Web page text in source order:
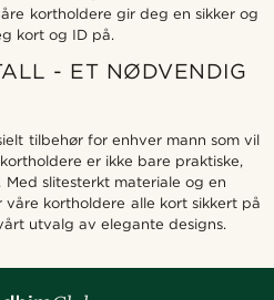
kortholdere gir deg en sikker og
kort og ID på.
- ET NØDVENDIG
tilbehør for enhver mann som vil
er ikke bare praktiske,
slitesterkt materiale og en
våre kortholdere alle kort sikkert på
utvalg av elegante designs.